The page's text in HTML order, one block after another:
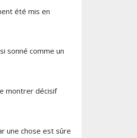
été mis en
sonné comme un
montrer décisif
une chose est sûre